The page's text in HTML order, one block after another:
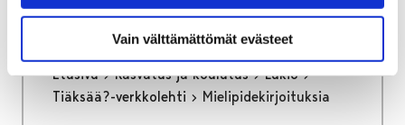
Vain välttämättömät evästeet
Etusivu Kasvatus ja koulutus
Lukio
Tiäksää?-verkkolehti
Mielipidekirjoituksia